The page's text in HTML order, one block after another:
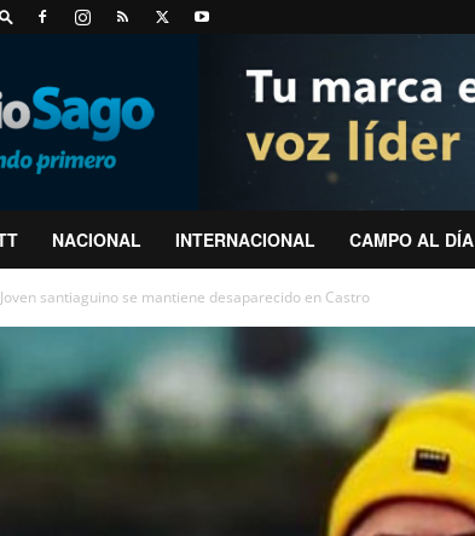
NACIONAL INTERNACIONAL CAMPO AL DÍA
Joven santiaguino se mantiene desaparecido en Castro